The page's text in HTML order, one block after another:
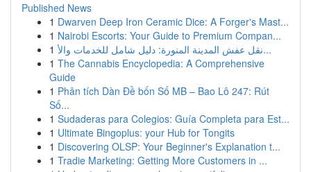
Published News
1 Dwarven Deep Iron Ceramic Dice: A Forger's Mast...
1 Nairobi Escorts: Your Guide to Premium Compan...
1
نقل عفش المدينة المنورة: دليل شامل للخدمات والأ...
1 The Cannabis Encyclopedia: A Comprehensive
Guide
1 Phân tích Dàn Đề bốn Số MB – Bao Lô 247: Rút
Số...
1 Sudaderas para Colegios: Guía Completa para Est...
1 Ultimate Bingoplus: your Hub for Tongits
1 Discovering OLSP: Your Beginner's Explanation t...
1 Tradie Marketing: Getting More Customers in ...